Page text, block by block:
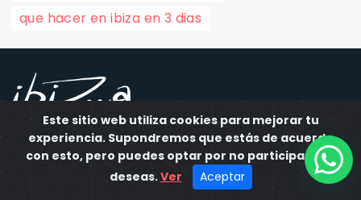
que hacer en ibiza en 3 dias
Somos un portal que crea experiencias a tu medida en
la deslumbrante isla de Ibiza, ofreciendo desde
excursiones en yate hasta eventos exclusivos.
Este sitio web utiliza cookies para mejorar tu
experiencia. Supondremos que estás de acuerdo
con esto, pero puedes optar por no participar si lo
deseas.Ver Aceptar